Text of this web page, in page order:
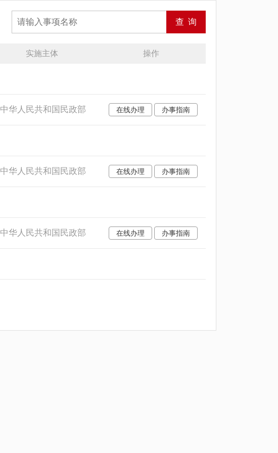
实施主体 操作
中华人民共和国民政部 在线办理 办事指南
中华人民共和国民政部 在线办理 办事指南
中华人民共和国民政部 在线办理 办事指南